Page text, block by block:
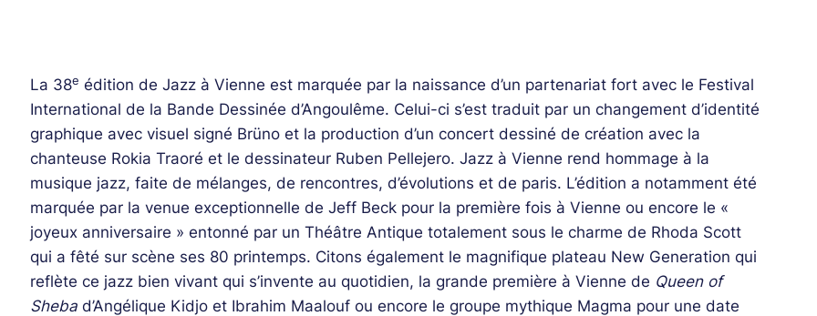
La 38e édition de Jazz à Vienne est marquée par la naissance d’un partenariat fort avec le Festival
International de la Bande Dessinée d’Angoulême. Celui-ci s’est traduit par un changement d’identité
graphique avec visuel signé Brüno et la production d’un concert dessiné de création avec la
chanteuse Rokia Traoré et le dessinateur Ruben Pellejero. Jazz à Vienne rend hommage à la
musique jazz, faite de mélanges, de rencontres, d’évolutions et de paris. L’édition a notamment été
marquée par la venue exceptionnelle de Jeff Beck pour la première fois à Vienne ou encore le «
joyeux anniversaire » entonné par un Théâtre Antique totalement sous le charme de Rhoda Scott
qui a fêté sur scène ses 80 printemps. Citons également le magnifique plateau New Generation qui
reflète ce jazz bien vivant qui s’invente au quotidien, la grande première à Vienne de Queen of
Sheba d’Angélique Kidjo et Ibrahim Maalouf ou encore le groupe mythique Magma pour une date